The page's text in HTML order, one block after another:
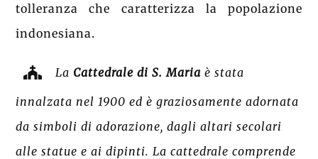
tolleranza che caratterizza la popolazione
indonesiana.
La Cattedrale di S. Maria è stata
innalzata nel 1900 ed è graziosamente adornata
da simboli di adorazione, dagli altari secolari
alle statue e ai dipinti. La cattedrale comprende